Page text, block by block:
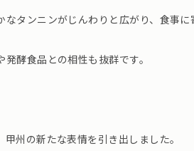
タンニンがじんわりと広がり、食事に
酵食品との相性も抜群です。
州の新たな表情を引き出しました。